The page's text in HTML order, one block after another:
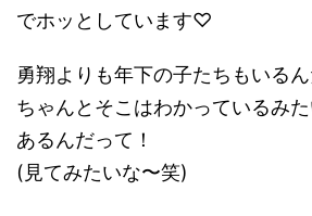
でホッとしています♡
勇翔よりも年下の子たちもいるん
ちゃんとそこはわかっているみ
あるんだって！
(見てみたいな〜笑)